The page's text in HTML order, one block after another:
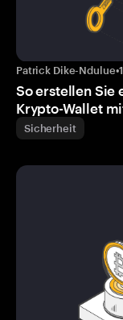
Patrick Dike-Ndulue•
So erstellen Sie
Krypto-Wallet
Sicherheit